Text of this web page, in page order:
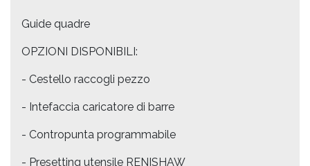
Guide quadre
OPZIONI DISPONIBILI:
- Cestello raccogli pezzo
- Intefaccia caricatore di barre
- Contropunta programmabile
- Presetting utensile RENISHAW